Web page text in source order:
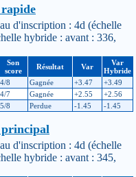
rapide
d'inscription : 4d (échelle
hybride : avant : 336,
Son
score
Résultat Var
Var
Hybride
4/8 Gagnée +3.47
+3.49
4/7 Gagnée +2.55
+2.56
5/8 Perdue -1.45 -1.45
principal
d'inscription : 4d (échelle
hybride : avant : 345,